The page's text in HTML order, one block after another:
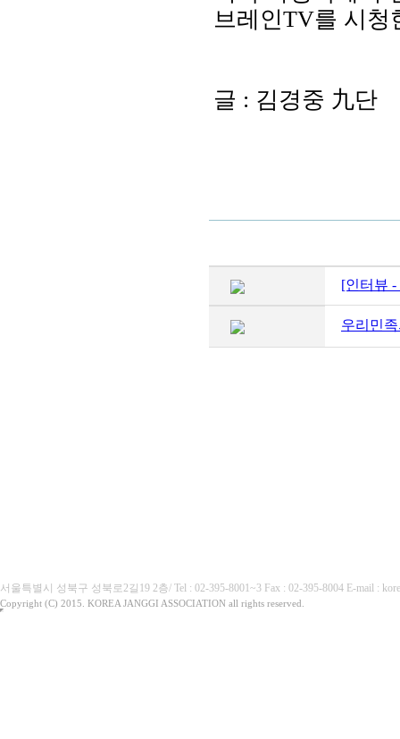
브레인TV를 시청
글 : 김경중 九단
[인터뷰
우리민
서울특별시 성북구 성북로2길19 2층/ Tel : 02-395-8001~3 Fax : 02-395-8004 E-mail :
Copyright (C) 2015. KOREA JANGGI ASSOCIATION all rights reserved.